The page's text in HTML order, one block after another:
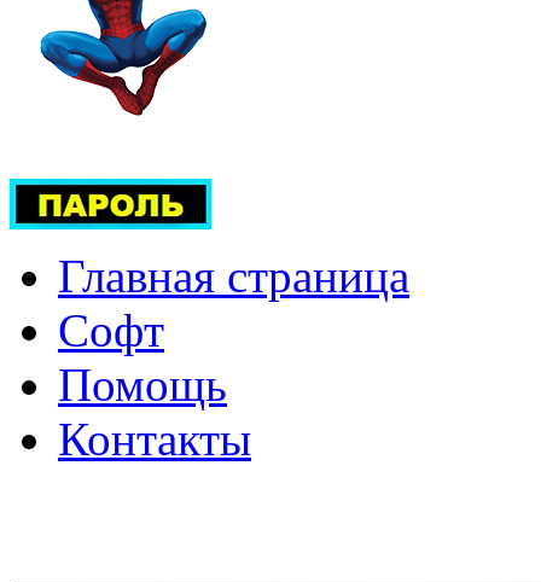
Главная страница
Софт
Помощь
Контакты